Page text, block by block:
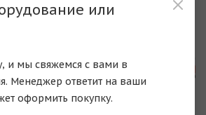
или
и мы свяжемся с вами в
Менеджер ответит на ваши
оформить покупку.